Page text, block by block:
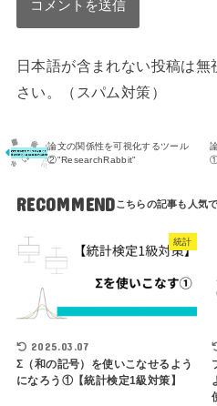
日本語が含まれない投稿は
さい。（スパム対策）
論文の関係性を可視化するツール
②"ResearchRabbit"
RECOMMEND
統計
2025.03.07
Σ（和の記号）を使いこなせるよう
になろう①【統計検定1級対策】